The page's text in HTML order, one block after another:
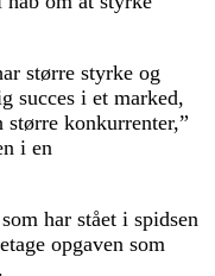
større styrke og
succes i et marked,
konkurrenter,”
i en
har stået i spidsen
opgaven som